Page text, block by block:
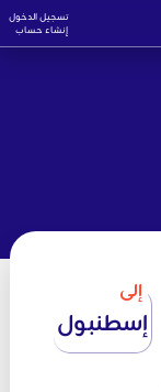
تسجيل الدخول
إنشاء حساب
إلى
إسطنبول